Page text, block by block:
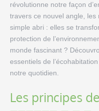
révolutionne notre façon
travers ce nouvel angle, les
simple abri : elles se
protection de
monde fascinant ?
essentiels de
notre quotidien.
Les principes